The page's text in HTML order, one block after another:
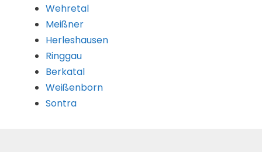
Wehretal
Meißner
Herleshausen
Ringgau
Berkatal
Weißenborn
Sontra